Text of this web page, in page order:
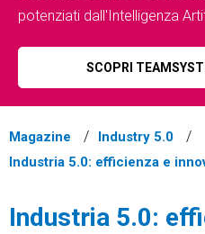
potenziati dall'Intelligenza
SCOPRI
Magazine
Industry 5.0
Industria 5.0: efficienza e
Industria 5.0: